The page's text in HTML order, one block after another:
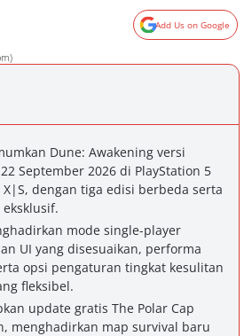
Add Us on Google
Dune: Awakening versi
September 2026 di PlayStation 5
X|S, dengan tiga edisi berbeda serta
mode single-player
UI yang disesuaikan, performa
opsi pengaturan tingkat kesulitan
fleksibel.
update gratis The Polar Cap
menghadirkan map survival baru